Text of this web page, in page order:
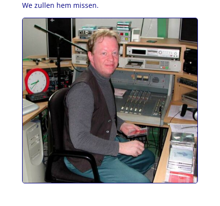
We zullen hem missen.